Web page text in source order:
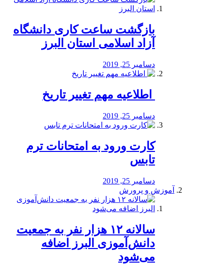
بازگشت ساعت کاری دانشگاه
آزاد اسلامی استان البرز
دسامبر 25, 2019
️ اطلاعیه مهم تغییر تاریخ
دسامبر 25, 2019
کارت ورود به امتحانات ترم
تابس
دسامبر 25, 2019
آموزش و پرورش
️سالانه ۱۲ هزار نفر به جمعیت
دانش‌آموزی البرز اضافه
می‌شود